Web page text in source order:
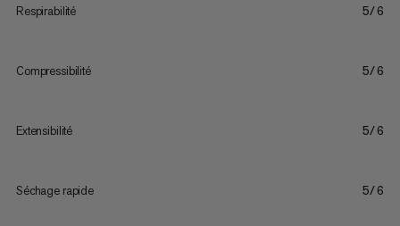
Respirabilité 5/6
Compressibilité 5/6
Extensibilité 5/6
Séchage rapide 5/6